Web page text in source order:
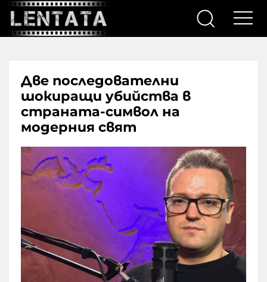
Две последователни
шокиращи убийства в
страната-символ на
модерния свят